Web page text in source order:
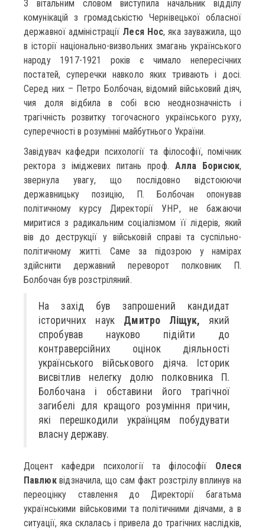
З вітальним словом виступила начальник відділу
комунікацій з громадськістю Чернівецької обласної
державної адміністрації Леся Нос, яка зауважила, що
в історії національно-визвольних змагань українського
народу 1917-1921 років є чимало непересічних
постатей, суперечки навколо яких тривають і досі.
Серед них – Петро Болбочан, відомий військовий діяч,
чия доля відбила в собі всю неоднозначність і
трагічність розвитку тогочасного українського руху,
суперечності в розумінні майбутнього України.
Завідувач кафедри психології та філософії, помічник
ректора з іміджевих питань проф. Алла Борисюк,
звернула увагу, що послідовно відстоюючи
державницьку позицію, П. Болбочан опонував
політичному курсу Директорії УНР, не бажаючи
миритися з радикальним соціалізмом її лідерів, який
вів до деструкції у військовій справі та суспільно-
політичному житті. Саме за підозрою у намірах
здійснити державний переворот полковник П.
Болбочан був розстріляний.
На захід був запрошений кандидат
історичних наук Дмитро Ліщук, який
спробував науково підійти до
контраверсійних оцінок діяльності
українського військового діяча. Історик
висвітлив нелегку долю полковника П.
Болбочана і обставини його трагічної
загибелі для кращого розуміння причин,
які перешкодили українцям побудувати
власну державу.
Доцент кафедри психології та філософії Олеся
Павлюквідзначила, що сам факт розстрілу вплинув на
переоцінку ставлення до Директорії багатьма
українськими військовими та політичними діячами, а в
ситуації, яка склалась і привела до трагічних наслідків,